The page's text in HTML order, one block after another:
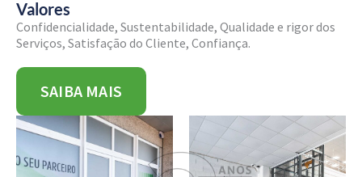
Valores
Confidencialidade, Sustentabilidade, Qualidade e rigor dos
Serviços, Satisfação do Cliente, Confiança.
SAIBA MAIS